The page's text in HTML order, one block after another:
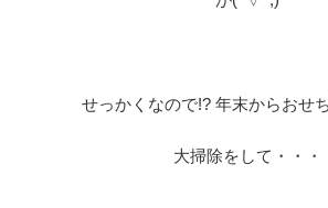
せっかくなので!? 年末からおせ
大掃除をして・・・